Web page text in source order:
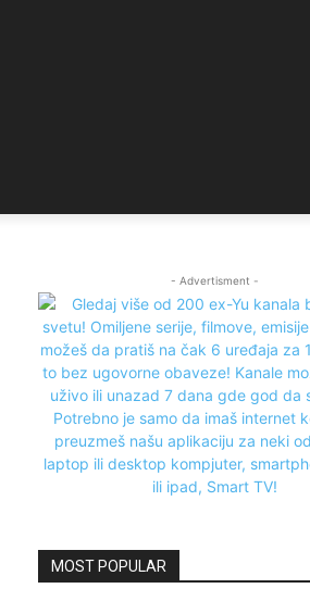
- Advertisment -
MOST POPULAR